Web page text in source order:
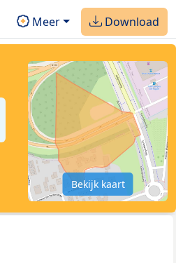
Meer Download
Bekijk kaart